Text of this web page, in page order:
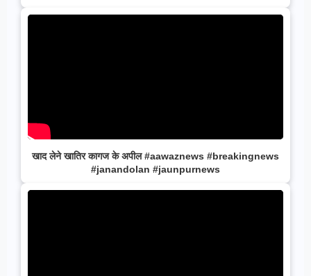
खाद लेने खातिर कागज के अपील #aawaznews #breakingnews
#janandolan #jaunpurnews